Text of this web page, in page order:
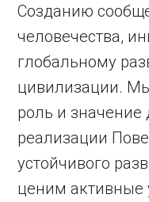
Созданию
человечества,
глобальному
цивилизации.
роль и
реализации
устойчивого
ценим активные